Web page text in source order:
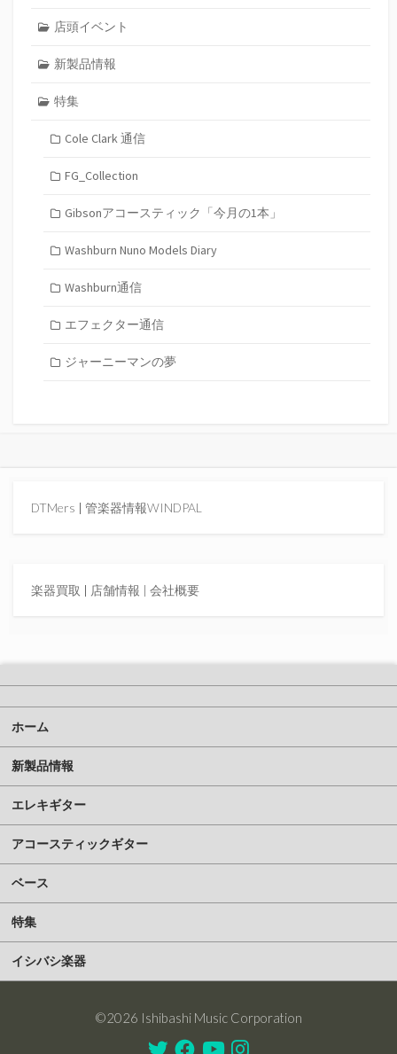
店頭イベント
新製品情報
特集
Cole Clark 通信
FG_Collection
Gibsonアコースティック「今月の1本」
Washburn Nuno Models Diary
Washburn通信
エフェクター通信
ジャーニーマンの夢
DTMers | 管楽器情報WINDPAL
楽器買取 | 店舗情報 | 会社概要
ホーム
新製品情報
エレキギター
アコースティックギター
ベース
特集
イシバシ楽器
©2026 Ishibashi Music Corporation
TwitterFacebook
YoutubeInstagram